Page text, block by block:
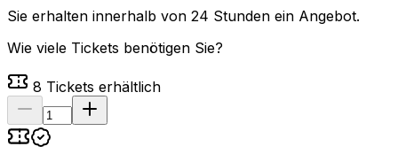
Sie erhalten innerhalb von 24 Stunden ein Angebot.
Wie viele Tickets benötigen Sie?
8 Tickets erhältlich